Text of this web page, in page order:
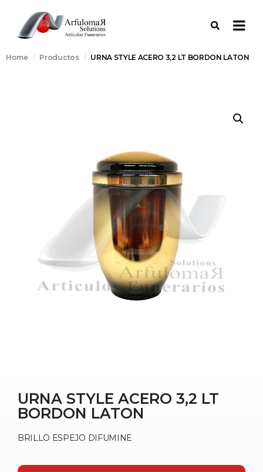
Home Productos URNA STYLE ACERO 3,2 LT BORDON LATON
URNA STYLE ACERO 3,2 LT
BORDON LATON
BRILLO ESPEJO DIFUMINE